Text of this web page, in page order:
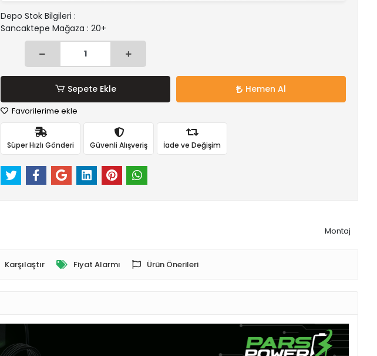
Depo Stok Bilgileri :
Sancaktepe Mağaza : 20+
Sepete Ekle Hemen Al
Favorilerime ekle
Süper Hızlı Gönderi Güvenli Alışveriş İade ve Değişim
Montaj
Karşılaştır Fiyat Alarmı Ürün Önerileri